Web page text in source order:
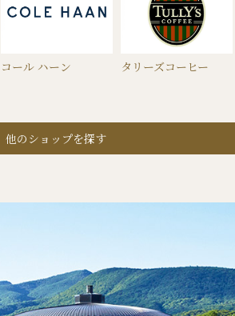
コール ハーン タリーズコーヒー
他のショップを探す